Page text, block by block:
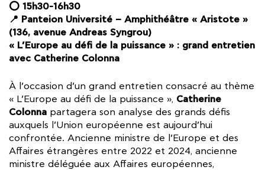
⭕ 15h30-16h30
📍 Panteion Université – Amphithéâtre « Aristote »
(136, avenue Andreas Syngrou)
« L’Europe au défi de la puissance » : grand entretien
avec Catherine Colonna
À l’occasion d’un grand entretien consacré au thème
« L’Europe au défi de la puissance », Catherine
Colonna partagera son analyse des grands défis
auxquels l’Union européenne est aujourd’hui
confrontée. Ancienne ministre de l’Europe et des
Affaires étrangères entre 2022 et 2024, ancienne
ministre déléguée aux Affaires européennes,